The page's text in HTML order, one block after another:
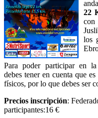
22
con
los
Para poder participar en
debes tener en cuenta que
físicos, por lo que debes ser
Precios inscripción:
participantes:16 €